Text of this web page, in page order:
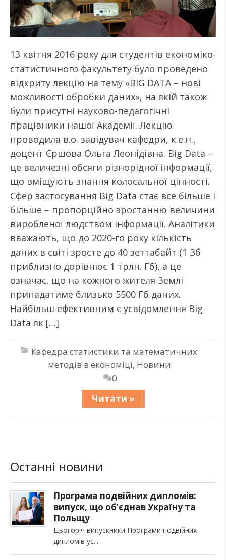
13 квітня 2016 року для студентів економіко-
статистичного факультету було проведено
відкриту лекцію на тему «BIG DATA – нові
можливості обробки даних», на якій також
були присутні науково-педагогічні
працівники нашої Академії. Лекцію
проводила в.о. завідувач кафедри, к.е.н.,
доцент Єршова Ольга Леонідівна. Big Data –
це величезні обсяги різнорідної інформації,
що вміщують знання колосальної цінності.
Сфер застосування Big Data стає все більше і
більше – пропорційно зростанню величини
виробленої людством інформації. Аналітики
вважають, що до 2020-го року кількість
даних в світі зросте до 40 зеттабайт (1 Зб
приблизно дорівнює 1 трлн. Гб), а це
означає, що на кожного жителя Землі
припадатиме близько 5500 Гб даних.
Найбільш ефективним є усвідомлення Big
Data як […]
Кафедра статистики та математичних
методів в економіці, Новини
0
Читати »
Останні новини
Програма подвійних дипломів:
випуск, що об’єднав Україну та
Польщу
Цьогоріч випускники Програми подвійних
дипломів ус